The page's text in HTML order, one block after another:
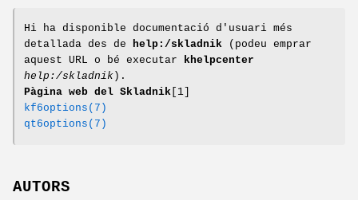
Hi ha disponible documentació d'usuari més
detallada des de help:/skladnik (podeu emprar
aquest URL o bé executar khelpcenter
help:/skladnik ).
Pàgina web del Skladnik [1]
kf6options(7)
qt6options(7)
AUTORS